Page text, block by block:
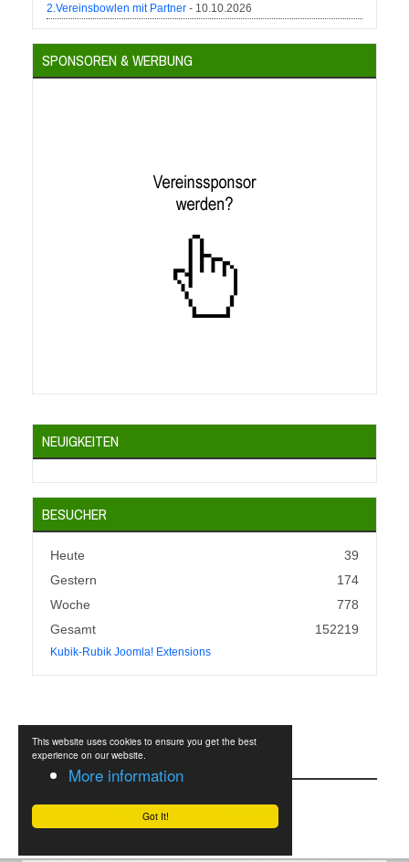
This website uses cookies to ensure you get the best
experience on our website.
More information
Got It!
2.Vereinsbowlen mit Partner - 10.10.2026
SPONSOREN & WERBUNG
NEUIGKEITEN
BESUCHER
Heute
39
Gestern
174
Woche
778
Gesamt
152219
Kubik-Rubik Joomla! Extensions
KONTAKT UND INFOS
Kontakt Impressum